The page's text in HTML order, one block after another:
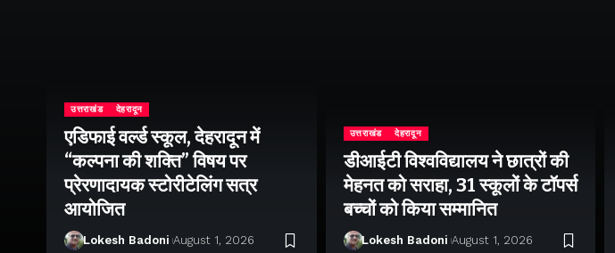
उत्तराखंड देहरादून
एडिफाई वर्ल्ड स्कूल, देहरादून में
“कल्पना की शक्ति” विषय पर
प्रेरणादायक स्टोरीटेलिंग सत्र
आयोजित
Lokesh Badoni August 1, 2026
उत्तराखंड देहरादून
डीआईटी विश्वविद्यालय ने छात्रों की
मेहनत को सराहा, 31 स्कूलों के टॉपर्स
बच्चों को किया सम्मानित
Lokesh Badoni August 1, 2026